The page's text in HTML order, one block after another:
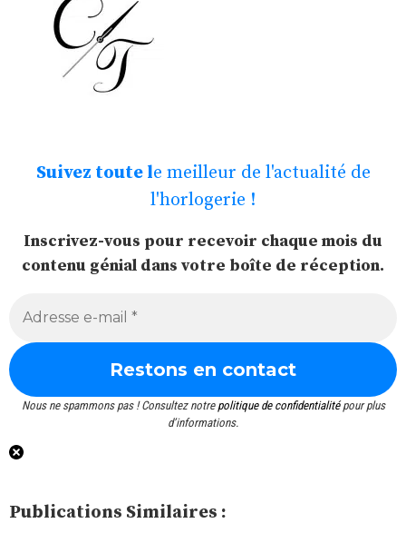
Suivez toute le meilleur de l'actualité de
l'horlogerie !
Inscrivez-vous pour recevoir chaque mois du
contenu génial dans votre boîte de réception.
Nous ne spammons pas ! Consultez notre politique de confidentialitépour plus
d’informations.
Publications Similaires :